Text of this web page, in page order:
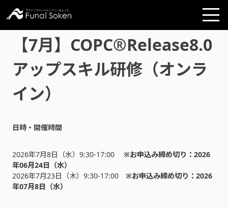
【7月】COPC®Release8.0
アップスキル研修（オンラ
イン）
日時・開催時間
2026年7月8日（水）9:30-17:00 ※お申込み締め切り：2026
年06月24日（水）
2026年7月23日（木）9:30-17:00 ※お申込み締め切り：2026
年07月8日（水）